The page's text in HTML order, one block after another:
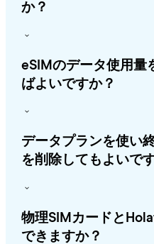
か？
eSIMのデータ使用量
ばよいですか？
データプランを使い
を削除してもよいで
物理SIMカードと
できますか？